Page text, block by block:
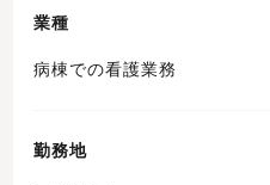
業種
病棟での看護業務
勤務地